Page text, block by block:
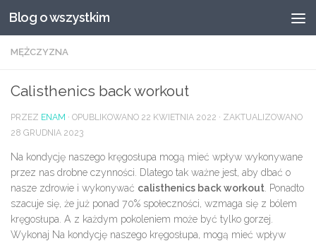
Przeskocz do treści
Blog o wszystkim
MĘŻCZYZNA
Calisthenics back workout
PRZEZ ENAM · OPUBLIKOWANO 22 KWIETNIA 2022 · ZAKTUALIZOWANO
28 GRUDNIA 2023
Na kondycję naszego kręgosłupa mogą mieć wpływ wykonywane
przez nas drobne czynności. Dlatego tak ważne jest, aby dbać o
nasze zdrowie i wykonywać calisthenics back workout. Ponadto
szacuje się, że już ponad 70% społeczności, wzmaga się z bólem
kręgosłupa. A z każdym pokoleniem może być tylko gorzej.
Wykonaj Na kondycję naszego kręgosłupa, mogą mieć wpływ